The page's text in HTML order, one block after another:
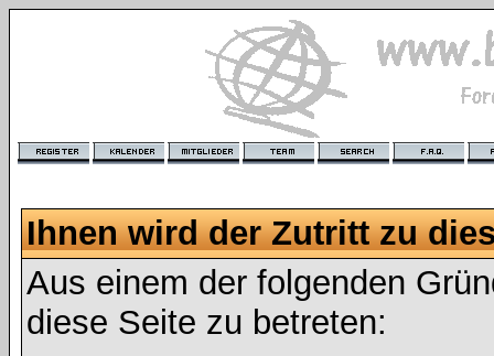
Ihnen wird der Zutritt zu
Aus einem der folgenden
diese Seite zu betreten: